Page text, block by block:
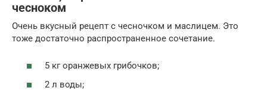
чесноком
Очень вкусный рецепт с чесночком и маслицем. Это
тоже достаточно распространенное сочетание.
5 кг оранжевых грибочков;
2 л воды;